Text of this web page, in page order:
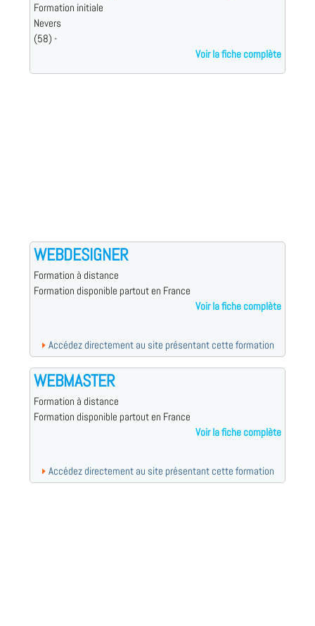
Formation initiale
Nevers
(58) -
Voir la fiche complète
WEBDESIGNER
Formation à distance
Formation disponible partout en France
Voir la fiche complète
Accédez directement au site présentant cette formation
WEBMASTER
Formation à distance
Formation disponible partout en France
Voir la fiche complète
Accédez directement au site présentant cette formation